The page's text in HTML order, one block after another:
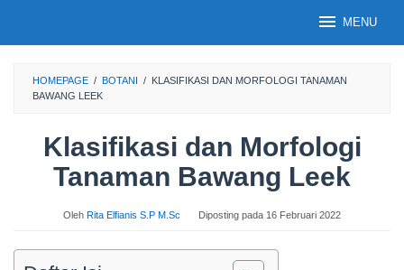
MENU
HOMEPAGE / BOTANI / KLASIFIKASI DAN MORFOLOGI TANAMAN
BAWANG LEEK
Klasifikasi dan Morfologi
Tanaman Bawang Leek
Oleh Rita Elfianis S.P M.Sc Diposting pada 16 Februari 2022